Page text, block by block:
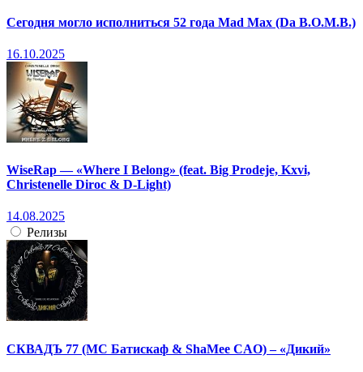
Сегодня могло исполниться 52 года Mad Max (Da B.O.M.B.)
16.10.2025
WiseRap — «Where I Belong» (feat. Big Prodeje, Kxvi,
Christenelle Diroc & D-Light)
14.08.2025
Релизы
СКВАДЪ 77 (МС Батискаф & ShaMee CAO) – «Дикий»